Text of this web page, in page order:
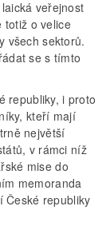
veřejnost
totiž o velice
všech sektorů.
se s tímto
republiky, i proto
kteří mají
největší
v rámci níž
mise do
memoranda
České republiky